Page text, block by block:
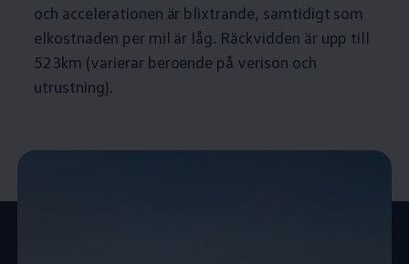
och accelerationen är blixtrande, samtidigt som
elkostnaden per mil är låg. Räckvidden är upp till
523km (varierar beroende på verison och
utrustning).